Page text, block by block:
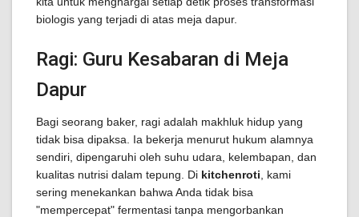
biologis yang terjadi di atas meja dapur.
Ragi: Guru Kesabaran di Meja
Dapur
Bagi seorang baker, ragi adalah makhluk hidup yang
tidak bisa dipaksa. Ia bekerja menurut hukum alamnya
sendiri, dipengaruhi oleh suhu udara, kelembapan, dan
kualitas nutrisi dalam tepung. Di kitchenroti , kami
sering menekankan bahwa Anda tidak bisa
"mempercepat" fermentasi tanpa mengorbankan